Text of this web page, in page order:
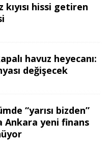
kıyısı hissi getiren
havuz heyecanı:
değişecek
“yarısı bizden”
Ankara yeni finans